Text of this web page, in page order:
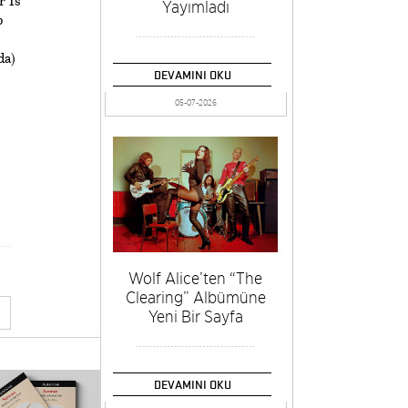
Yayımladı
DEVAMINI OKU
05-07-2026
Wolf Alice’ten “The
Clearing” Albümüne
Yeni Bir Sayfa
DEVAMINI OKU